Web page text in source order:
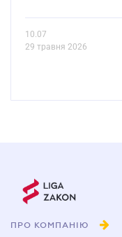
10.07
29 травня 2026
ПРО КОМПАНІЮ